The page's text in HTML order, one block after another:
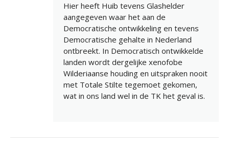
Hier heeft Huib tevens Glashelder
aangegeven waar het aan de
Democratische ontwikkeling en tevens
Democratische gehalte in Nederland
ontbreekt. In Democratisch ontwikkelde
landen wordt dergelijke xenofobe
Wilderiaanse houding en uitspraken nooit
met Totale Stilte tegemoet gekomen,
wat in ons land wel in de TK het geval is.